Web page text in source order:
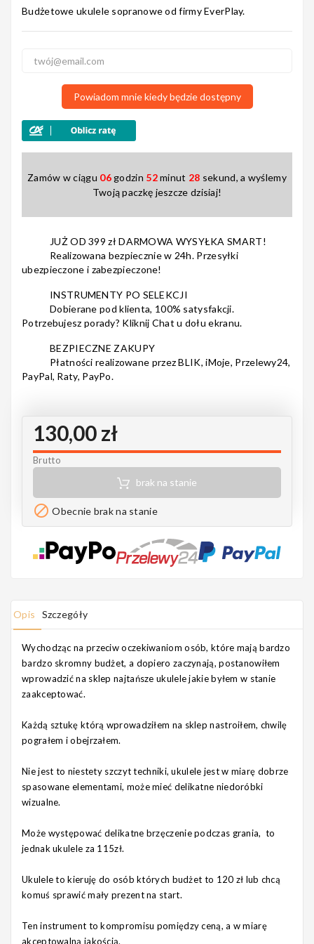
Nagłośnienie
Kursy/Szkolenia
Prezenty
Rainbow
Notes
Ortega
Usługi
Budżetowe ukulele sopranowe od firmy EverPlay.
Powiadom mnie kiedy będzie dostępny
Zamów w ciągu 06 godzin 52minut 28 sekund, a wyślemy
Twoją paczkę jeszcze dzisiaj!
JUŻ OD 399 zł DARMOWA WYSYŁKA SMART!
Realizowana bezpiecznie w 24h. Przesyłki
ubezpieczone i zabezpieczone!
INSTRUMENTY PO SELEKCJI
Dobierane pod klienta, 100% satysfakcji.
Potrzebujesz porady? Kliknij Chat u dołu ekranu.
BEZPIECZNE ZAKUPY
Płatności realizowane przez BLIK, iMoje, Przelewy24,
PayPal, Raty, PayPo.
130,00 zł
Brutto
brak na stanie
 Obecnie brak na stanie
Opis Szczegóły
Wychodząc na przeciw oczekiwaniom osób, które mają bardzo
bardzo skromny budżet, a dopiero zaczynają, postanowiłem
wprowadzić na sklep najtańsze ukulele jakie byłem w stanie
zaakceptować.
Każdą sztukę którą wprowadziłem na sklep nastroiłem, chwilę
pograłem i obejrzałem.
Nie jest to niestety szczyt techniki, ukulele jest w miarę dobrze
spasowane elementami, może mieć delikatne niedoróbki
wizualne.
Może występować delikatne brzęczenie podczas grania, to
jednak ukulele za 115zł.
Ukulele to kieruję do osób których budżet to 120 zł lub chcą
komuś sprawić mały prezent na start.
Ten instrument to kompromisu pomiędzy ceną, a w miarę
akceptowalną jakością.